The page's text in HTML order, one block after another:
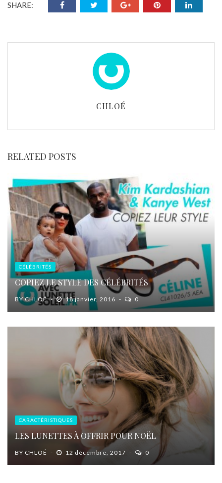
SHARE:
CHLOÉ
RELATED POSTS
CÉLÉBRITÉS
COPIEZ LE STYLE DES CÉLÉBRITÉS
BYCHLOÉ 18 janvier, 2016 0
CARACTÉRISTIQUES
LES LUNETTES À OFFRIR POUR NOËL
BY CHLOÉ 12 décembre, 2017 0